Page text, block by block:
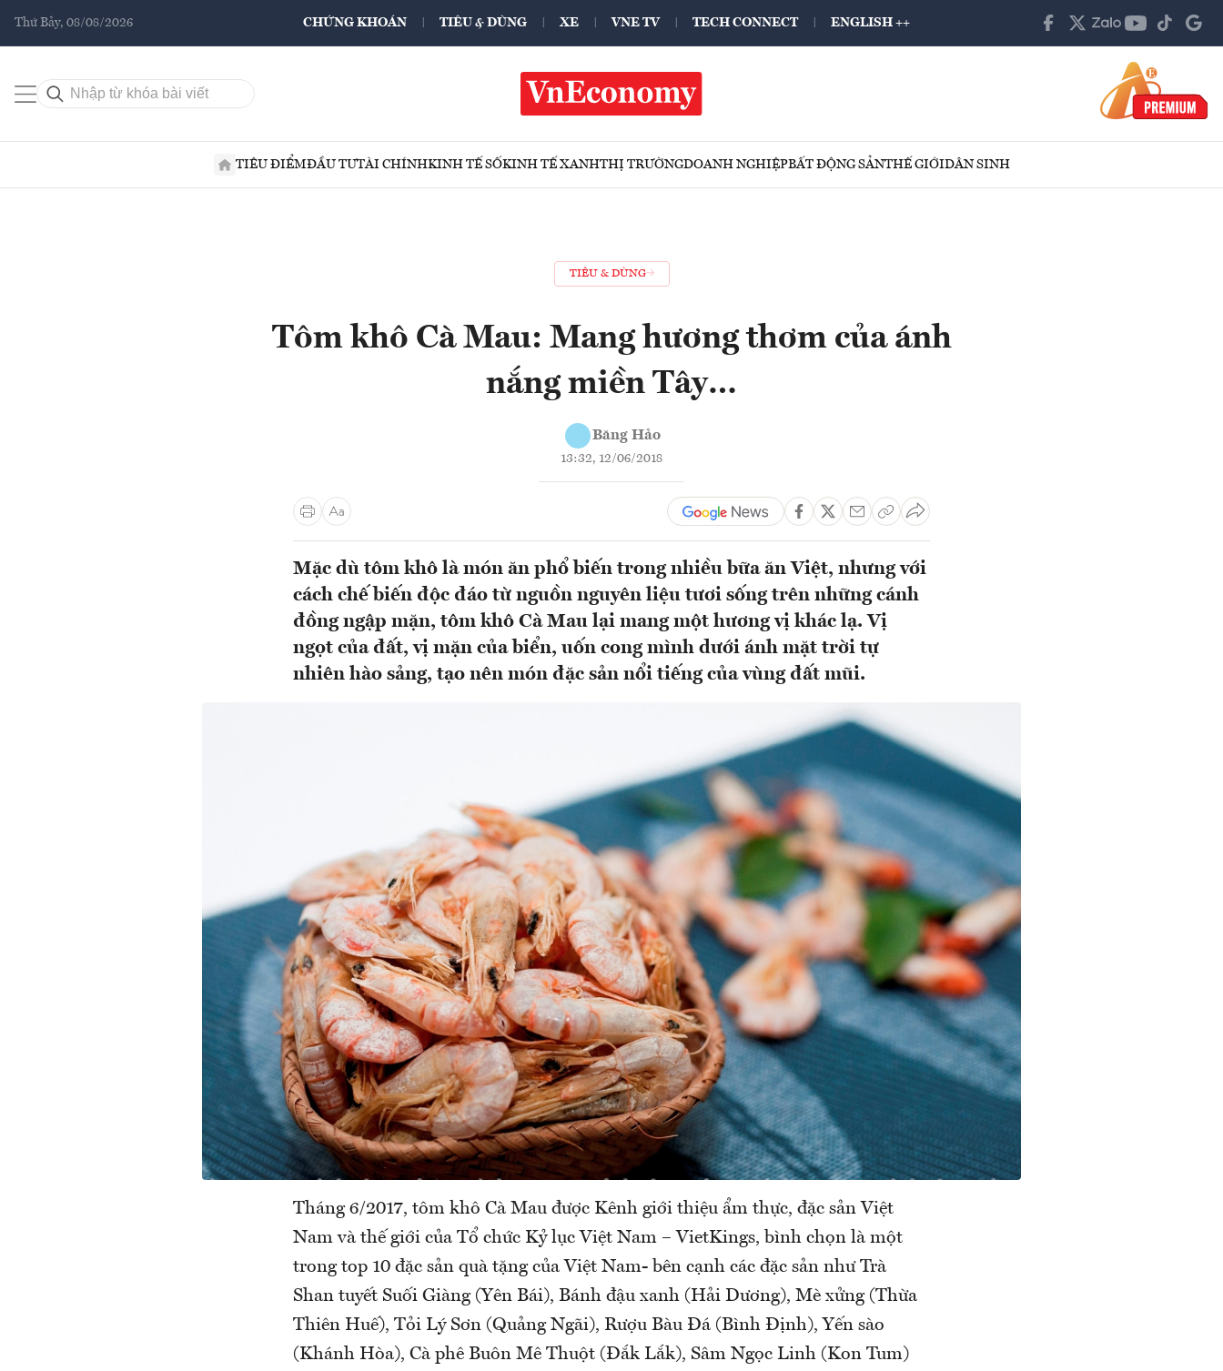
Thứ Bảy, 08/08/2026 CHỨNG KHOÁN TIÊU & DÙNG XE VNE TV TECH CONNECT ENGLISH ++
TIÊU ĐIỂMĐẦU TƯTÀI CHÍNHKINH TẾ SỐKINH TẾ XANHTHỊ TRƯỜNGDOANH NGHIỆPBẤT ĐỘNG SẢNTHẾ GIỚIDÂN SINH
TIÊU & DÙNG
Tôm khô Cà Mau: Mang hương thơm của ánh
nắng miền Tây…
Băng Hảo
13:32, 12/06/2018
Mặc dù tôm khô là món ăn phổ biến trong nhiều bữa ăn Việt, nhưng với
cách chế biến độc đáo từ nguồn nguyên liệu tươi sống trên những cánh
đồng ngập mặn, tôm khô Cà Mau lại mang một hương vị khác lạ. Vị
ngọt của đất, vị mặn của biển, uốn cong mình dưới ánh mặt trời tự
nhiên hào sảng, tạo nên món đặc sản nổi tiếng của vùng đất mũi.
Tháng 6/2017, tôm khô Cà Mau được Kênh giới thiệu ẩm thực, đặc sản Việt
Nam và thế giới của Tổ chức Kỷ lục Việt Nam – VietKings, bình chọn là một
trong top 10 đặc sản quà tặng của Việt Nam- bên cạnh các đặc sản như Trà
Shan tuyết Suối Giàng (Yên Bái), Bánh đậu xanh (Hải Dương), Mè xửng (Thừa
Thiên Huế), Tỏi Lý Sơn (Quảng Ngãi), Rượu Bàu Đá (Bình Định), Yến sào
(Khánh Hòa), Cà phê Buôn Mê Thuột (Đắk Lắk), Sâm Ngọc Linh (Kon Tum)